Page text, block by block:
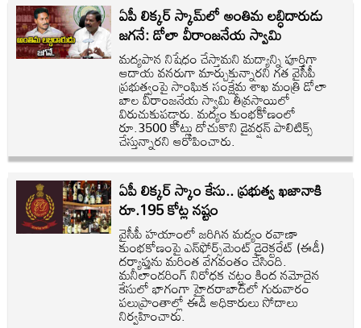
ఏపీ లిక్కర్ స్కామ్‌లో అంతిమ లబ్ధిదారుడు
జగనే: డోలా వీరాంజనేయ స్వామి
మద్యపాన నిషేధం చేస్తామని మద్యాన్ని పూర్తిగా
ఆదాయ వనరుగా మార్చుకున్నారని గత వైసీపీ
ప్రభుత్వంపై సాంఘిక సంక్షేమ శాఖ మంత్రి డోలా
బాల వీరాంజనేయ స్వామి తీవ్రస్థాయిలో
విరుచుకుపడ్డారు. మద్యం కుంభకోణంలో
రూ.3500 కోట్లు దోచుకొని డైవర్షన్ పాలిటిక్స్
చేస్తున్నారని ఆరోపించారు.
ఏపీ లిక్కర్ స్కాం కేసు.. ప్రభుత్వ ఖజానాకి
రూ.195 కోట్ల నష్టం
వైసీపీ హయాంలో జరిగిన మద్యం రవాణా
కుంభకోణంపై ఎన్‌ఫోర్స్‌మెంట్ డైరెక్టరేట్ (ఈడీ)
దర్యాప్తును మరింత వేగవంతం చేసింది.
మనీలాండరింగ్ నిరోధక చట్టం కింద నమోదైన
కేసులో భాగంగా హైదరాబాద్‌లో గురువారం
పలుప్రాంతాల్లో ఈడీ అధికారులు సోదాలు
నిర్వహించారు.